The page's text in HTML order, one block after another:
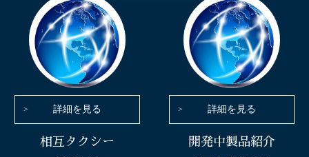
詳細を見る 詳細を見る
相互タクシー
開発中製品紹介